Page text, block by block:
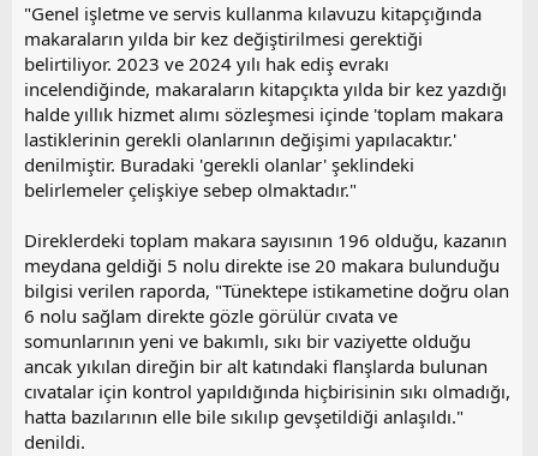
"Genel işletme ve servis kullanma kılavuzu kitapçığında
makaraların yılda bir kez değiştirilmesi gerektiği
belirtiliyor. 2023 ve 2024 yılı hak ediş evrakı
incelendiğinde, makaraların kitapçıkta yılda bir kez yazdığı
halde yıllık hizmet alımı sözleşmesi içinde 'toplam makara
lastiklerinin gerekli olanlarının değişimi yapılacaktır.'
denilmiştir. Buradaki 'gerekli olanlar' şeklindeki
belirlemeler çelişkiye sebep olmaktadır."
Direklerdeki toplam makara sayısının 196 olduğu, kazanın
meydana geldiği 5 nolu direkte ise 20 makara bulunduğu
bilgisi verilen raporda, "Tünektepe istikametine doğru olan
6 nolu sağlam direkte gözle görülür cıvata ve
somunlarının yeni ve bakımlı, sıkı bir vaziyette olduğu
ancak yıkılan direğin bir alt katındaki flanşlarda bulunan
cıvatalar için kontrol yapıldığında hiçbirisinin sıkı olmadığı,
hatta bazılarının elle bile sıkılıp gevşetildiği anlaşıldı."
denildi.